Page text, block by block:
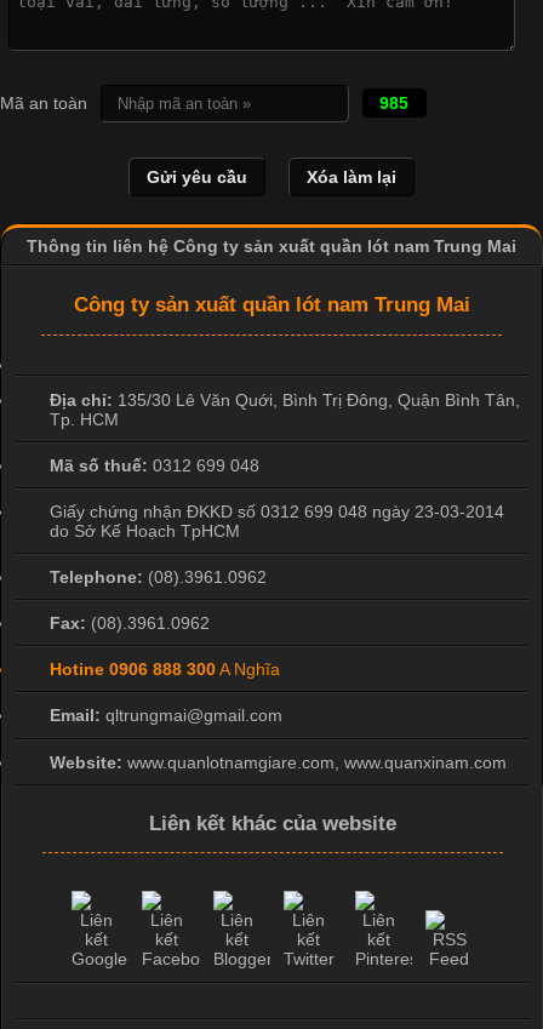
Cập nhật 2026-04-21 15:41:03
In Chuyển Nhiệt Là Gì? Công Nghệ In Hiện Đại Trong Ngành
May Mặc Trong ngành in ấn và thời trang, in chuyển nhiệt đang
hình ảnh sắc nét và bền màu. Đặc biệt, kỹ thuật này được ứng
dụng rộng rãi trong sản xuất áo thun, đồ thể thao
Mã an toàn 985
Thông tin liên hệ Công ty sản xuất quần lót nam Trung Mai
Công ty sản xuất quần lót nam Trung Mai
Địa chỉ: 135/30 Lê Văn Quới, Bình Trị Đông Quận Bình Tân
Tp. HCM
Mã số thuế: 0312 699 048
Giấy chứng nhận ĐKKD số 0312 699 048 ngày 23-03-2014
do Sở Kế Hoạch TpHCM
Telephone: (08).3961.0962
Fax: (08).3961.0962
Hotine 0906 888 300A Nghĩa
Email: qltrungmai@gmail.com
Website: www.quanlotnamgiare.com, www.quanxinam.com
Liên kết khác của website